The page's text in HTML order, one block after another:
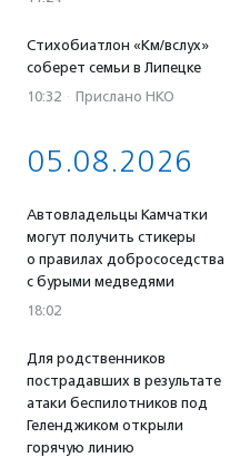
Стихобиатлон «Км/вслух»
соберет семьи в Липецке
10:32 · Прислано НКО
05.08.2026
Автовладельцы Камчатки
могут получить стикеры
о правилах добрососедства
с бурыми медведями
18:02
Для родственников
пострадавших в результате
атаки беспилотников под
Геленджиком открыли
горячую линию